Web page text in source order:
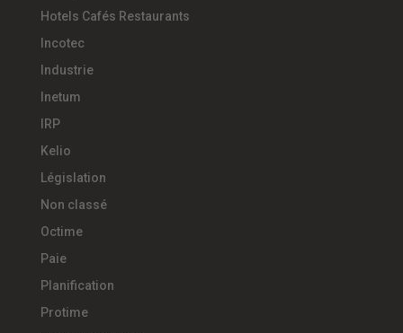
Hotels Cafés Restaurants
Incotec
Industrie
Inetum
IRP
Kelio
Législation
Non classé
Octime
Paie
Planification
Protime